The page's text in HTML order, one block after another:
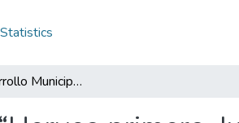
Statistics
Plan de Desarrollo Municipal “Herveo primero, Juntos podemos” 2020-2024